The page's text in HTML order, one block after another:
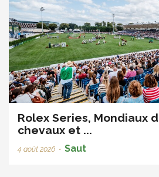
Rolex Series, Mondiaux
chevaux et ...
4 août 2026 • Saut